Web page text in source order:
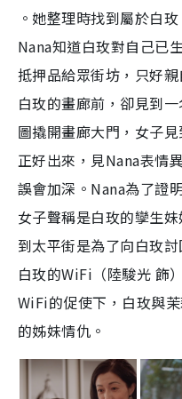
。她整理時找到屬於白
Nana知道白玫對自己已
抵押品給眾街坊，只好
白玫的畫廊前，卻見到
圖撬開畫廊大門，女子
正好出來，見Nana表情
誤會加深。Nana為了證
女子聲稱是白玫的孿生
到太平街是為了向白玫
白玫的WiFi（陸駿光 飾
WiFi的促使下，白玫與
的姊妹情仇。